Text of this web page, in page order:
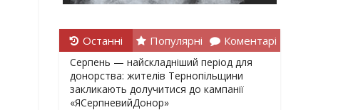
Останні Популярні Коментарі
Серпень — найскладніший період для
донорства: жителів Тернопільщини
закликають долучитися до кампанії
«ЯСерпневийДонор»